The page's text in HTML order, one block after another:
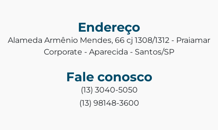
Endereço
Alameda Armênio Mendes, 66 cj 1308/1312 - Praiamar
Corporate - Aparecida - Santos/SP
Fale conosco
(13) 3040-5050
(13) 98148-3600